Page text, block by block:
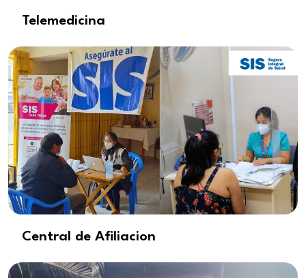
Telemedicina
Central de Afiliacion